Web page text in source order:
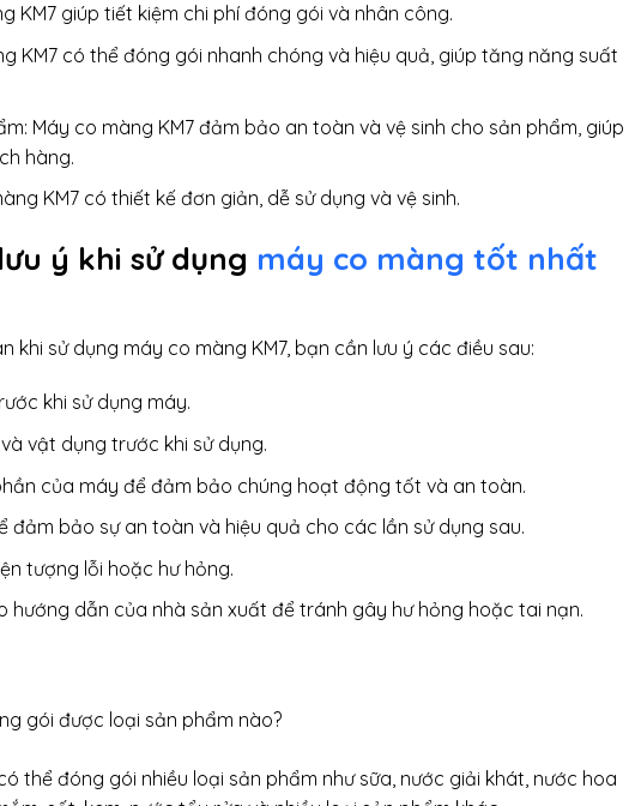
KM7 giúp tiết kiệm chi phí đóng gói và nhân công.
KM7 có thể đóng gói nhanh chóng và hiệu quả, giúp tăng năng suất
Máy co màng KM7 đảm bảo an toàn và vệ sinh cho sản phẩm, giúp
hàng.
KM7 có thiết kế đơn giản, dễ sử dụng và vệ sinh.
ý khi sử dụng máy co màng tốt nhất
khi sử dụng máy co màng KM7, bạn cần lưu ý các điều sau:
khi sử dụng máy.
vật dụng trước khi sử dụng.
của máy để đảm bảo chúng hoạt động tốt và an toàn.
đảm bảo sự an toàn và hiệu quả cho các lần sử dụng sau.
tượng lỗi hoặc hư hỏng.
hướng dẫn của nhà sản xuất để tránh gây hư hỏng hoặc tai nạn.
gói được loại sản phẩm nào?
thể đóng gói nhiều loại sản phẩm như sữa, nước giải khát, nước hoa